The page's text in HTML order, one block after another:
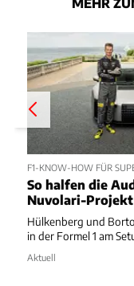
F1-KNOW-HOW FÜR
So halfen die
Nuvolari-Projekt
Hülkenberg und
in der Formel 1 am
Aktuell